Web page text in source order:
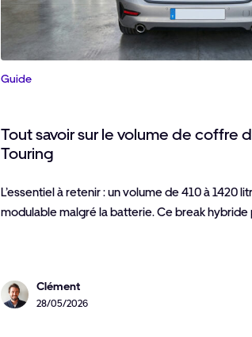
Guide
Tout savoir sur le volume de coffre
Touring
L’essentiel à retenir : un volume de 410 à 1420
modulable malgré la batterie. Ce break
Clément
28/05/2026